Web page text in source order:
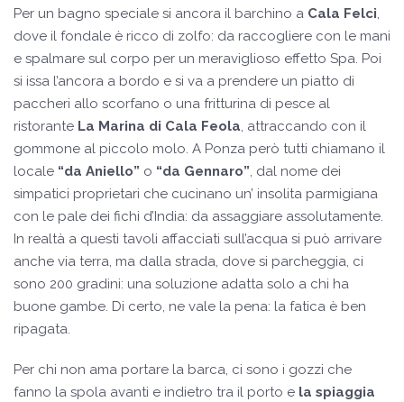
Per un bagno speciale si ancora il barchino a Cala Felci,
dove il fondale è ricco di zolfo: da raccogliere con le mani
e spalmare sul corpo per un meraviglioso effetto Spa. Poi
si issa l’ancora a bordo e si va a prendere un piatto di
paccheri allo scorfano o una fritturina di pesce al
ristorante La Marina di Cala Feola, attraccando con il
gommone al piccolo molo. A Ponza però tutti chiamano il
locale “da Aniello” o “da Gennaro”, dal nome dei
simpatici proprietari che cucinano un’ insolita parmigiana
con le pale dei fichi d’India: da assaggiare assolutamente.
In realtà a questi tavoli affacciati sull’acqua si può arrivare
anche via terra, ma dalla strada, dove si parcheggia, ci
sono 200 gradini: una soluzione adatta solo a chi ha
buone gambe. Di certo, ne vale la pena: la fatica è ben
ripagata.
Per chi non ama portare la barca, ci sono i gozzi che
fanno la spola avanti e indietro tra il porto e la spiaggia